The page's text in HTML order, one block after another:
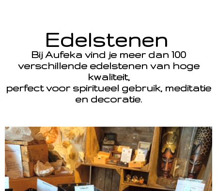
Edelstenen
Bij Aufeka vind je meer dan 100
verschillende edelstenen van hoge
kwaliteit,
perfect voor spiritueel gebruik, meditatie
en decoratie.